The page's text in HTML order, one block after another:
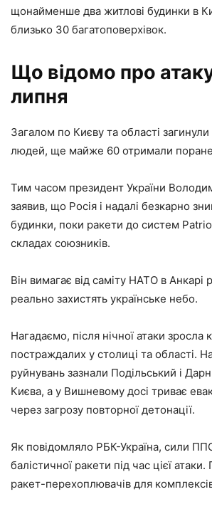
щонайменше два житлові будинки в
близько 30 багатоповерхівок.
Що відомо про
липня
Загалом по Києву та області
людей, ще майже 60 отримали
Тим часом президент України
заявив, що Росія і надалі безкарно
будинки, поки ракети до систем
складах союзників.
Він вимагає від саміту НАТО в Анкарі
реально захистять українське небо.
Нагадаємо, після нічної атаки зросла
постраждалих у столиці та області.
руйнувань зазнали Подільський і
Києва, а у Вишневому досі триває
через загрозу повторної детонації.
Як повідомляло РБК-Україна, сили
балістичної ракети під час цієї
ракет-перехоплювачів для